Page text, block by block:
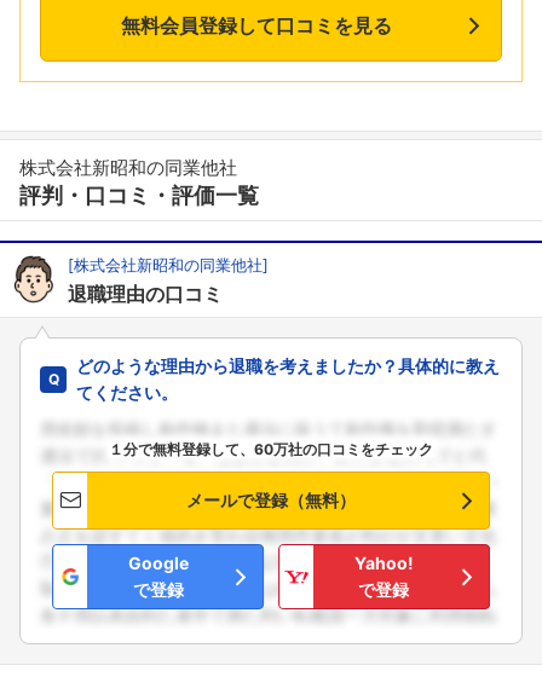
無料会員登録して口コミを見る
株式会社新昭和の同業他社
評判・口コミ・評価一覧
[株式会社新昭和の同業他社]
退職理由の口コミ
どのような理由から退職を考えましたか？具体的に教え
てください。
１分で無料登録して、60万社の口コミをチェック
メールで登録（無料）
Google
で登録
Yahoo!
で登録